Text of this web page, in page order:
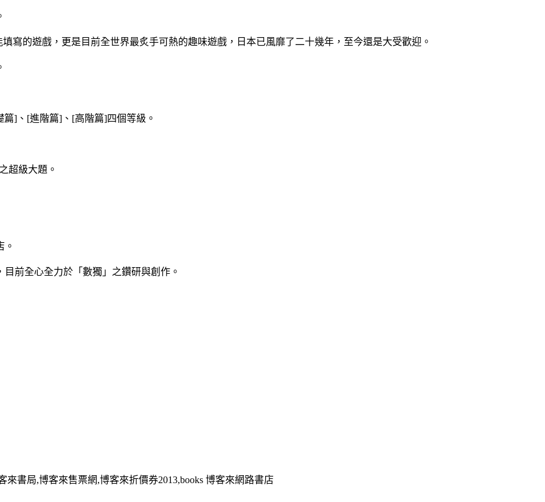
寫的遊戲，更是目前全世界最炙手可熱的趣味遊戲，日本已風靡了二十幾年，至今還是大受歡迎。
]、[進階篇]、[高階篇]四個等級。
超級大題。
。
前全心全力於「數獨」之鑽研與創作。
書局,博客來售票網,博客來折價券2013,books 博客來網路書店